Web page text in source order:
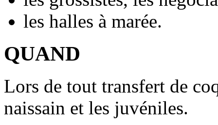
les halles à marée.
QUAND
Lors de tout transfert de
naissain et les juvéniles.